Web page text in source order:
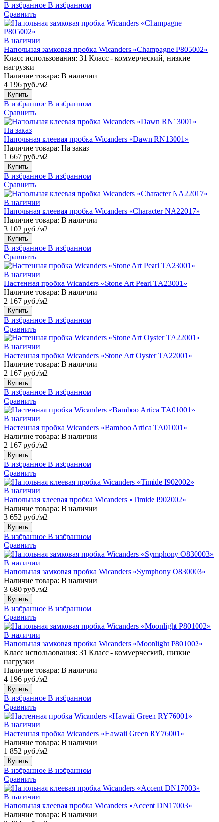
В избранное В избранном
Сравнить
В наличии
Напольная замковая пробка Wicanders «Champagne P805002»
Класс использования: 31 Класс - коммерческий, низкие
нагрузки
Наличие товара: В наличии
4 196 руб./м2
Купить
В избранное В избранном
Сравнить
На заказ
Напольная клеевая пробка Wicanders «Dawn RN13001»
Наличие товара: На заказ
1 667 руб./м2
Купить
В избранное В избранном
Сравнить
В наличии
Напольная клеевая пробка Wicanders «Character NA22017»
Наличие товара: В наличии
3 102 руб./м2
Купить
В избранное В избранном
Сравнить
В наличии
Настенная пробка Wicanders «Stone Art Pearl TA23001»
Наличие товара: В наличии
2 167 руб./м2
Купить
В избранное В избранном
Сравнить
В наличии
Настенная пробка Wicanders «Stone Art Oyster TA22001»
Наличие товара: В наличии
2 167 руб./м2
Купить
В избранное В избранном
Сравнить
В наличии
Настенная пробка Wicanders «Bamboo Artica TA01001»
Наличие товара: В наличии
2 167 руб./м2
Купить
В избранное В избранном
Сравнить
В наличии
Напольная клеевая пробка Wicanders «Timide I902002»
Наличие товара: В наличии
3 652 руб./м2
Купить
В избранное В избранном
Сравнить
В наличии
Напольная замковая пробка Wicanders «Symphony O830003»
Наличие товара: В наличии
3 680 руб./м2
Купить
В избранное В избранном
Сравнить
В наличии
Напольная замковая пробка Wicanders «Moonlight P801002»
Класс использования: 31 Класс - коммерческий, низкие
нагрузки
Наличие товара: В наличии
4 196 руб./м2
Купить
В избранное В избранном
Сравнить
В наличии
Настенная пробка Wicanders «Hawaii Green RY76001»
Наличие товара: В наличии
1 852 руб./м2
Купить
В избранное В избранном
Сравнить
В наличии
Напольная клеевая пробка Wicanders «Accent DN17003»
Наличие товара: В наличии